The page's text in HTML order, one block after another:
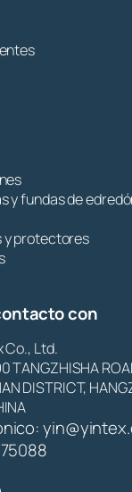
y fundas de
protectores
con
Co., Ltd.
TANGZHISHA
DISTRICT,